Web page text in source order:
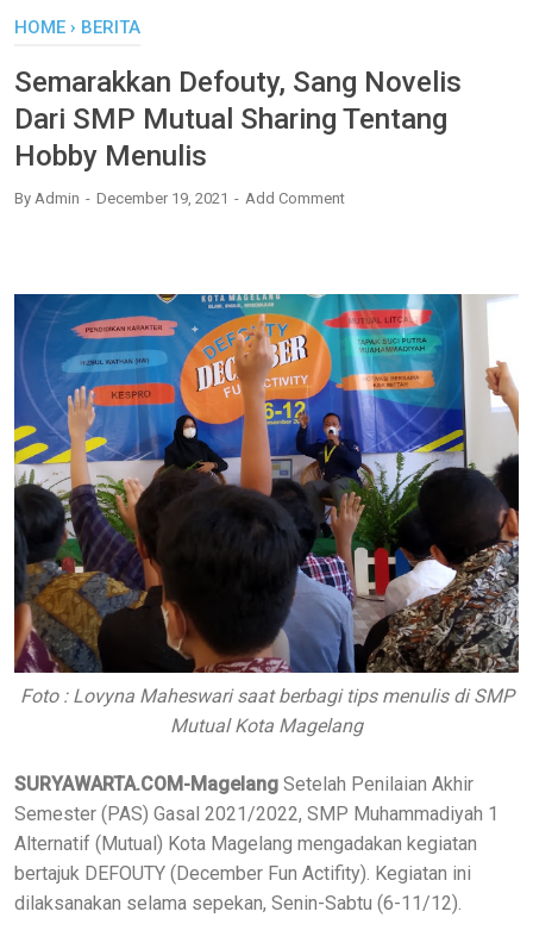
HOME › BERITA
Semarakkan Defouty, Sang Novelis
Dari SMP Mutual Sharing Tentang
Hobby Menulis
By Admin December 19, 2021 Add Comment
Foto : Lovyna Maheswari saat berbagi tips menulis di SMP
Mutual Kota Magelang
SURYAWARTA.COM-Magelang Setelah Penilaian Akhir
Semester (PAS) Gasal 2021/2022, SMP Muhammadiyah 1
Alternatif (Mutual) Kota Magelang mengadakan kegiatan
bertajuk DEFOUTY (December Fun Actifity). Kegiatan ini
dilaksanakan selama sepekan, Senin-Sabtu (6-11/12).